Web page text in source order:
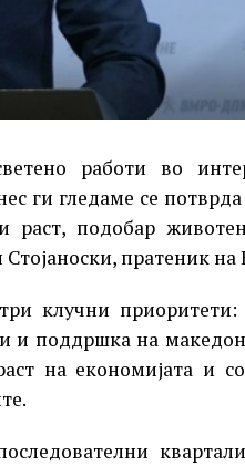
работи во
ги гледаме се
раст, подобар
Стојаноски, пратеник
клучни
и поддршка на
на економијата и